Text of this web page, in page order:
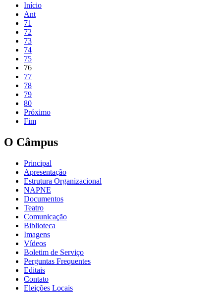
Início
Ant
71
72
73
74
75
76
77
78
79
80
Próximo
Fim
O Câmpus
Principal
Apresentação
Estrutura Organizacional
NAPNE
Documentos
Teatro
Comunicação
Biblioteca
Imagens
Vídeos
Boletim de Serviço
Perguntas Frequentes
Editais
Contato
Eleições Locais